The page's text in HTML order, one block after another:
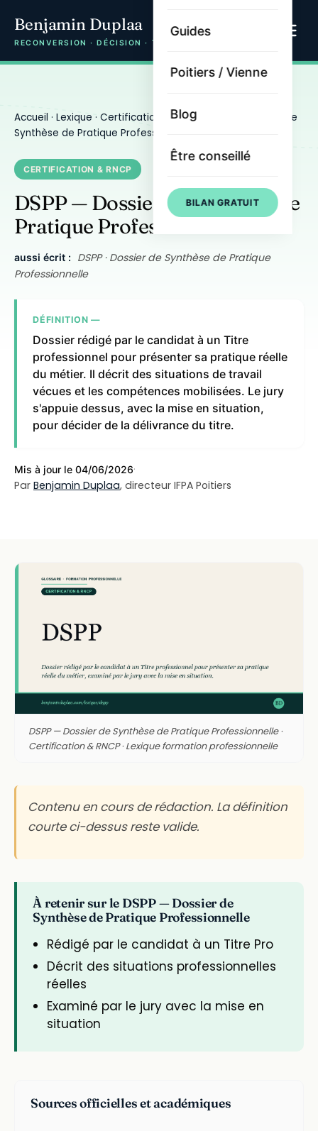
Benjamin Duplaa
RECONVERSION · DÉCISION · TRAJECTOIRE
Guides
Poitiers / Vienne
Blog
Être conseillé
BILAN GRATUIT
Accueil · Lexique · Certification & RNCP
· DSPP — Dossier de
Synthèse de Pratique Professionnelle
CERTIFICATION & RNCP
DSPP — Dossier de Synthèse de
Pratique Professionnelle
aussi écrit :
DSPP · Dossier de Synthèse de Pratique
Professionnelle
DÉFINITION —
Dossier rédigé par le candidat à un Titre
professionnel pour présenter sa pratique réelle
du métier. Il décrit des situations de travail
vécues et les compétences mobilisées. Le jury
s'appuie dessus, avec la mise en situation,
pour décider de la délivrance du titre.
Mis à jour le 04/06/2026·
Par Benjamin Duplaa, directeur IFPA Poitiers
DSPP — Dossier de Synthèse de Pratique Professionnelle ·
Certification & RNCP · Lexique formation professionnelle
Contenu en cours de rédaction. La définition
courte ci-dessus reste valide.
À retenir sur le DSPP — Dossier de
Synthèse de Pratique Professionnelle
Rédigé par le candidat à un Titre Pro
Décrit des situations professionnelles
réelles
Examiné par le jury avec la mise en
situation
Sources officielles et académiques